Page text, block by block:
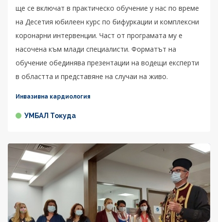
ще се включат в практическо обучение у нас по време
на Десетия юбилеен курс по бифуркации и комплексни
коронарни интервенции. Част от програмата му е
насочена към млади специалисти. Форматът на
обучение обединява презентации на водещи експерти
в областта и представяне на случаи на живо.
Инвазивна кардиология
УМБАЛ Токуда